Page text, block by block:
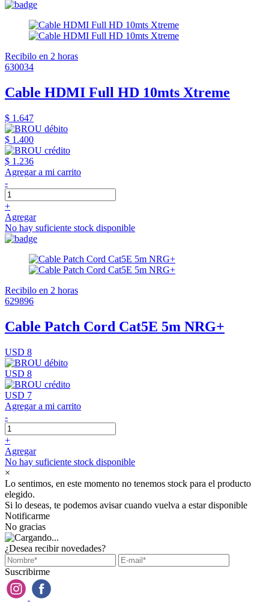
Recibilo en 2 horas
630034
Cable HDMI Full HD 10mts Xtreme
$ 1.647
$ 1.400
$ 1.236
Agregar a mi carrito
-
+
Agregar
No hay suficiente stock disponible
Recibilo en 2 horas
629896
Cable Patch Cord Cat5E 5m NRG+
USD 8
USD 8
USD 7
Agregar a mi carrito
-
+
Agregar
No hay suficiente stock disponible
×
Lo sentimos, en este momento no tenemos stock para el producto
elegido.
Si lo deseas, te podemos avisar cuando vuelva a estar disponible
Notificarme
No gracias
¿Desea recibir novedades?
Suscribirme